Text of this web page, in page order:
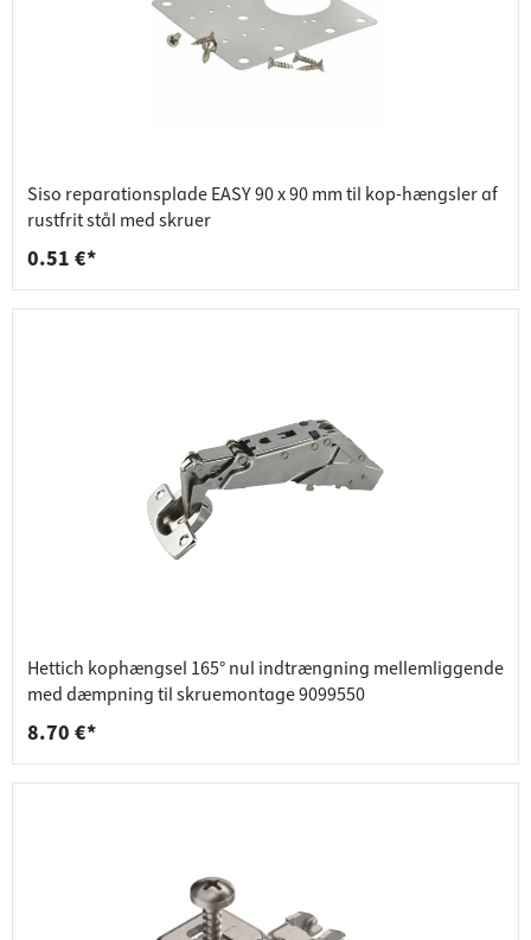
Siso reparationsplade EASY 90 x 90 mm til kop-hængsler af
rustfrit stål med skruer
0.51 €*
Hettich kophængsel 165° nul indtrængning mellemliggende
med dæmpning til skruemontage 9099550
8.70 €*